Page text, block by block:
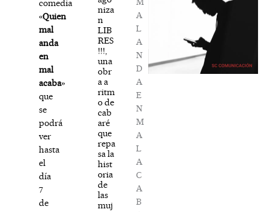
comedia
«Quien
mal
anda
en
mal
acaba»
que
se
podrá
ver
hasta
el
día
7
de
niza
n
LIB
RES
!!!,
una
obr
a a
ritm
o de
cab
aré
que
repa
sa la
hist
oria
de
las
muj
A
L
A
N
D
A
E
N
M
A
L
A
C
A
B